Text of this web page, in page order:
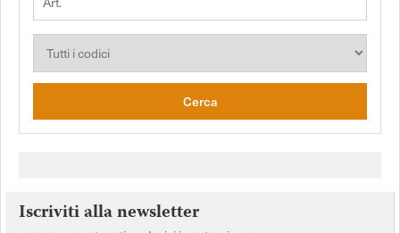
Cerca
Iscriviti alla newsletter